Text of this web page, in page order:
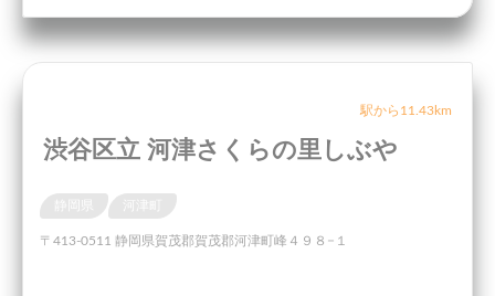
駅から11.43km
渋谷区立 河津さくらの里しぶや
〒413-0511 静岡県賀茂郡賀茂郡河津町峰４９８−１